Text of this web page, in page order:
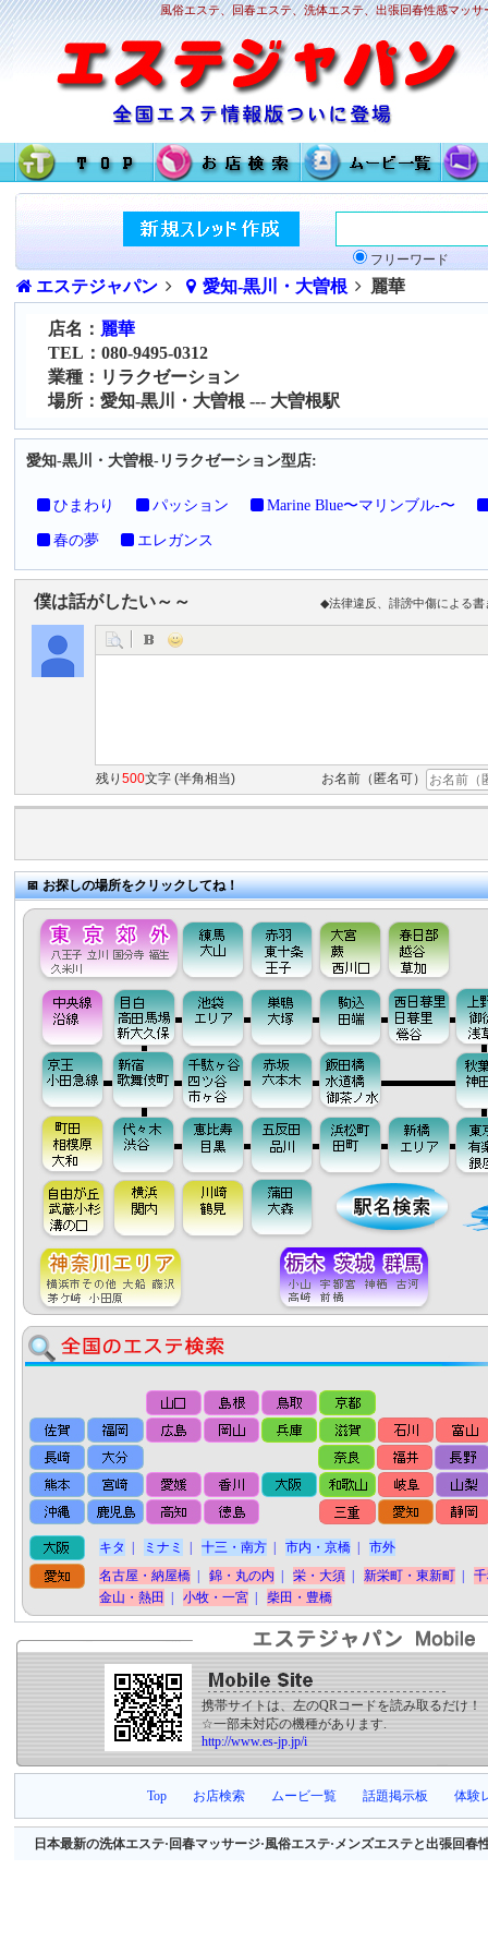
風俗エステ、回春エステ、洗体エステ、出張回春性感マッ
フリーワード
エステジャパン 愛知-黒川・大曽根 麗華
店名： 麗華
TEL：080-9495-0312
業種：リラクゼーション
場所：愛知-黒川・大曽根 --- 大曽根駅
愛知-黒川・大曽根-リラクゼーション型店:
ひまわり パッション Marine Blue〜マリンブル-〜
春の夢 エレガンス
僕は話がしたい～～ ◆法律違反、誹謗中傷による
残り 500文字 (半角相当) お名前（匿名可）
お探しの場所をクリックしてね！
キタ ミナミ 十三・南方 市内・京橋
市外
名古屋・納屋橋
錦・丸の内 栄・大須 新栄町・東新町
金山・熱田
小牧・一宮 柴田・豊橋
携帯サイトは、左のQRコードを読み取るだけ！
☆一部未対応の機種があります.
http://www.es-jp.jp/i
Top お店検索 ムービ一覧 話題掲示板 体験
日本最新の洗体エステ·回春マッサージ·風俗エステ·メンズエステと出張回